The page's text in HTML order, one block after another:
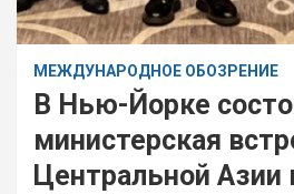
МЕЖДУНАРОДНОЕ ОБОЗРЕНИЕ
В Нью-Йорке
министерская
Центральной Азии